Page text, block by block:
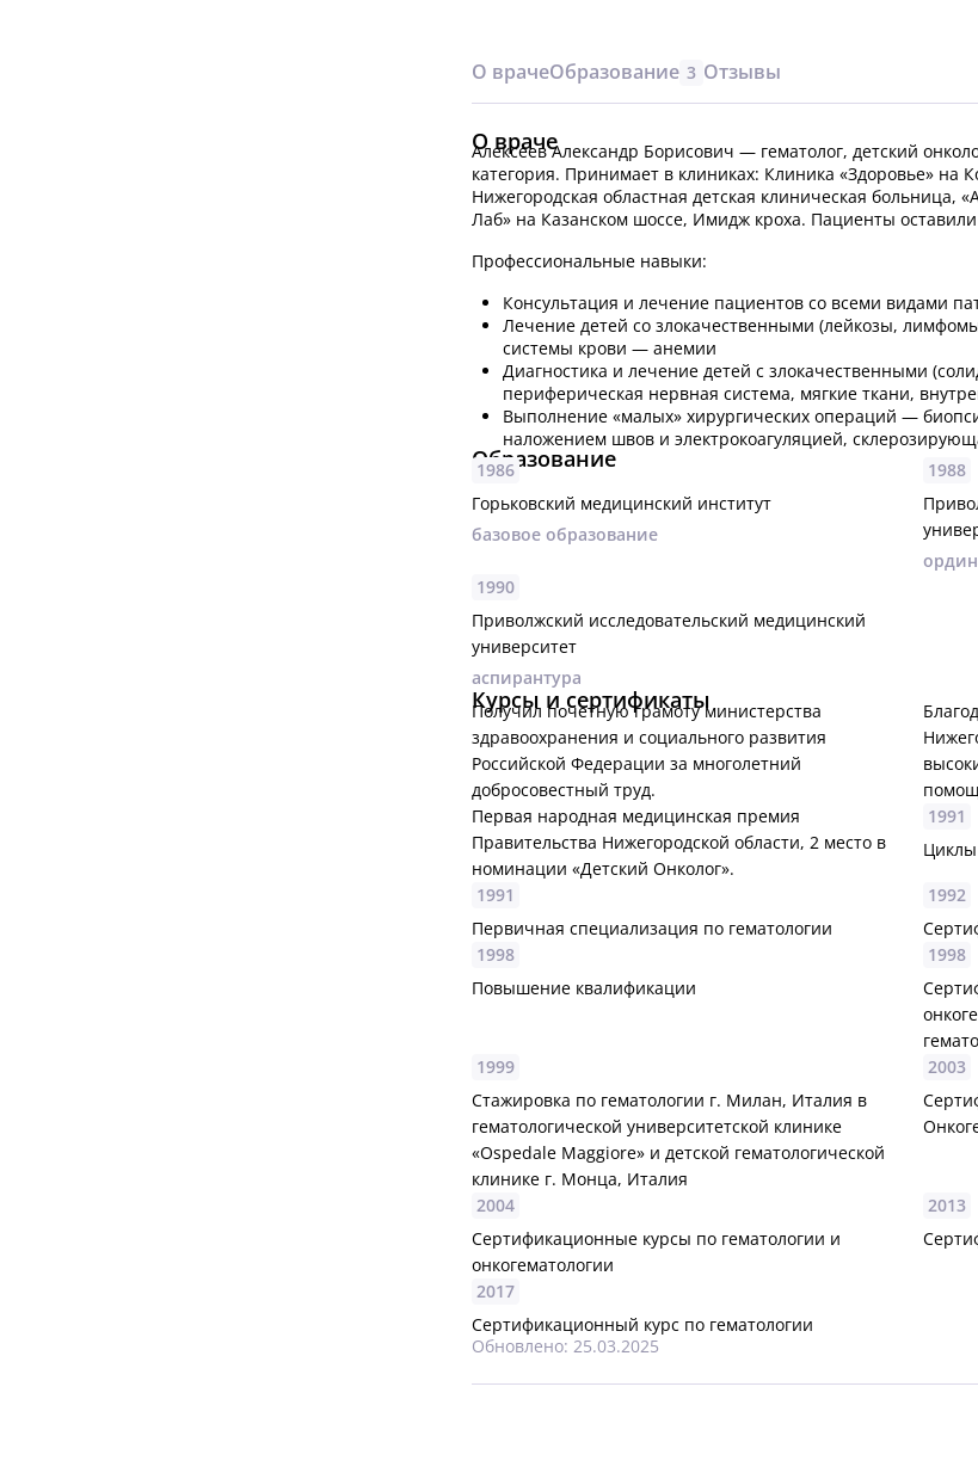
О врачеОбразование 3 Отзывы
О враче
Алексеев Александр Борисович — гематолог, детский
категория. Принимает в клиниках: Клиника «Здоровье» на
Нижегородская областная детская клиническая
Лаб» на Казанском шоссе, Имидж кроха. Пациенты
Профессиональные навыки:
Консультация и лечение пациентов со всеми видами
Лечение детей со злокачественными (лейкозы,
системы крови — анемии
Диагностика и лечение детей с злокачественными
периферическая нервная система, мягкие ткани,
Выполнение «малых» хирургических операций —
наложением швов и электрокоагуляцией,
Образование
1986
Горьковский медицинский институт
базовое образование
1988
1990
Приволжский исследовательский медицинский
университет
аспирантура
Курсы и сертификаты
Получил почетную грамоту министерства
здравоохранения и социального развития
Российской Федерации за многолетний
добросовестный труд.
Первая народная медицинская премия
Правительства Нижегородской области, 2 место в
номинации «Детский Онколог».
1991
Циклы
1991
Первичная специализация по гематологии
1992
1998
Повышение квалификации
1998
1999
Стажировка по гематологии г. Милан, Италия в
гематологической университетской клинике
«Ospedale Maggiore» и детской гематологической
клинике г. Монца, Италия
2003
2004
Сертификационные курсы по гематологии и
онкогематологии
2013
2017
Сертификационный курс по гематологии
Обновлено: 25.03.2025